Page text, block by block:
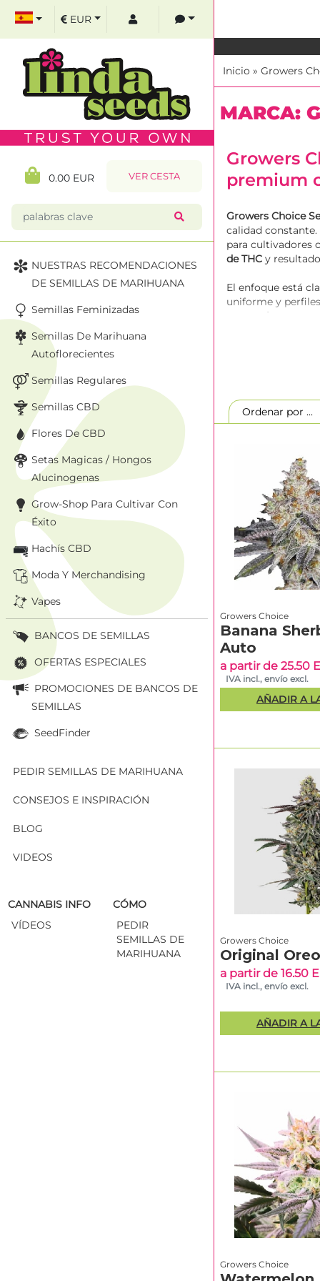
Inicio » Growers
MARCA:
Growers
premium
Growers Choice
calidad
para cultivadores
de THC y
El enfoque está
uniforme y
en exterior
estructura
Las genéticas de
estabiliza
tiempo de
Clásicos
innovadoras
tendencias y a
resinosas hasta
(Triploid)
·
Runtz
Sticky
Wasabi
(Triploid)
·
Banana
Sherbet
encaja
Lasvariedades
uniforme y están
priorizan calidad,
Las
Ordenar por ...
Growers Choice
Banana
Auto
a partir de 25.50
IVA incl., envío excl.
AÑADIR A
Growers Choice
Original
a partir de 16.50
IVA incl., envío excl.
AÑADIR A
Growers Choice
EUR
0.00 EUR VER CESTA
NUESTRAS RECOMENDACIONES
DE SEMILLAS DE MARIHUANA
Semillas Feminizadas
Semillas De Marihuana
Autoflorecientes
Semillas Regulares
Semillas CBD
Flores De CBD
Setas Magicas / Hongos
Alucinogenas
Grow-Shop Para Cultivar Con
Éxito
Hachís CBD
Moda Y Merchandising
Vapes
BANCOS DE SEMILLAS
OFERTAS ESPECIALES
PROMOCIONES DE BANCOS DE
SEMILLAS
SeedFinder
PEDIR SEMILLAS DE MARIHUANA
CONSEJOS E INSPIRACIÓN
BLOG
VIDEOS
CANNABIS INFO
VÍDEOS
CÓMO
PEDIR
SEMILLAS DE
MARIHUANA